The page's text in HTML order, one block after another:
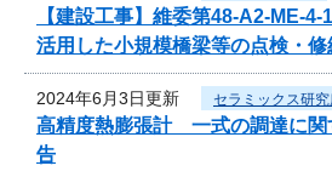
【建設工事】維委第48-A2-ME-
活用した小規模橋梁等の点検・
2024年6月3日更新 セラミックス研
高精度熱膨張計 一式の調達に関
告